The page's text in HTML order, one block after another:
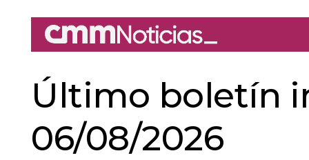
Último boletín
06/08/2026